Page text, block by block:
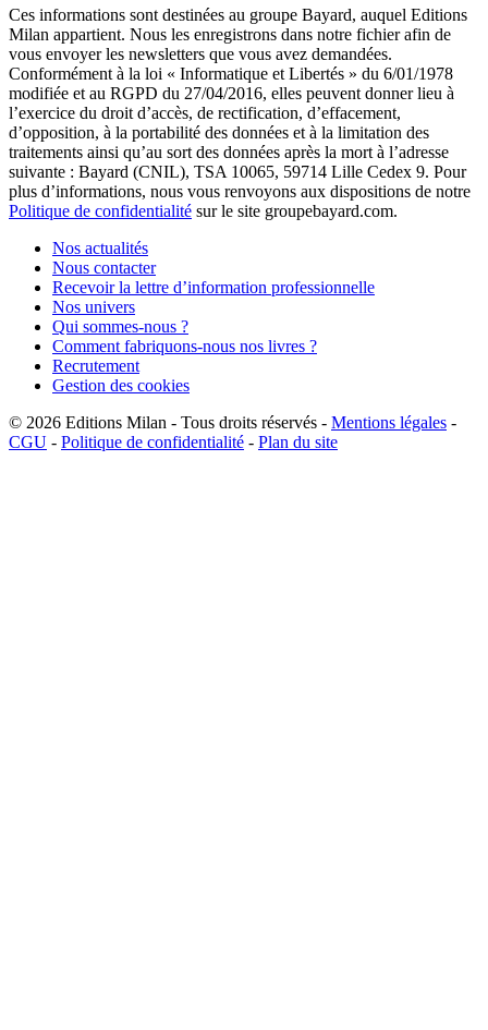
Ces informations sont destinées au groupe Bayard, auquel Editions
Milan appartient. Nous les enregistrons dans notre fichier afin de
vous envoyer les newsletters que vous avez demandées.
Conformément à la loi « Informatique et Libertés » du 6/01/1978
modifiée et au RGPD du 27/04/2016, elles peuvent donner lieu à
l’exercice du droit d’accès, de rectification, d’effacement,
d’opposition, à la portabilité des données et à la limitation des
traitements ainsi qu’au sort des données après la mort à l’adresse
suivante : Bayard (CNIL), TSA 10065, 59714 Lille Cedex 9. Pour
plus d’informations, nous vous renvoyons aux dispositions de notre
Politique de confidentialité sur le site groupebayard.com.
Nos actualités
Nous contacter
Recevoir la lettre d’information professionnelle
Nos univers
Qui sommes-nous ?
Comment fabriquons-nous nos livres ?
Recrutement
Gestion des cookies
© 2026 Editions Milan - Tous droits réservés - Mentions légales -
CGU - Politique de confidentialité - Plan du site